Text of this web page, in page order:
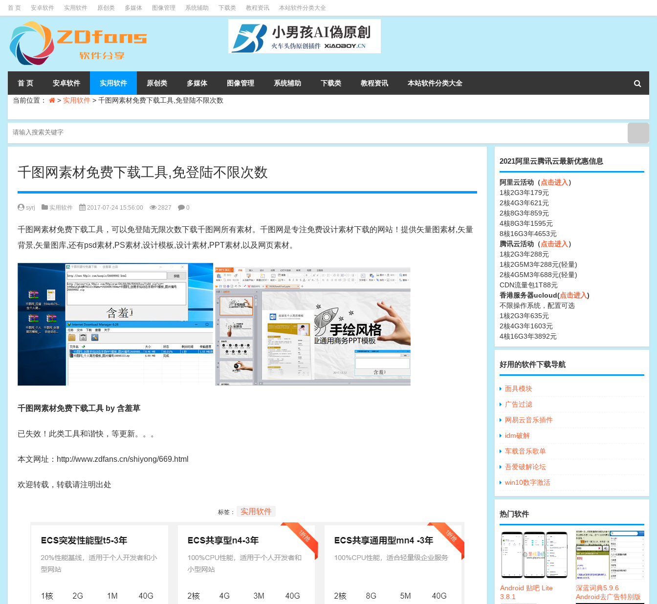
首 页 安卓软件 实用软件 原创类 多媒体 图像管理 系统辅助 下载类 教程资讯 本站软件分类大全
首 页 安卓软件 实用软件 原创类 多媒体 图像管理 系统辅助 下载类 教程资讯 本站软件分类大全
当前位置： > 实用软件 > 千图网素材免费下载工具,免登陆不限次数
千图网素材免费下载工具,免登陆不限次数
syrj 实用软件 2017-07-24 15:56:00 2827 0
千图网素材免费下载工具，可以免登陆无限次数下载千图网所有素材。千图网是专注免费设计素材下载的网站！提供矢量图素材,矢量
背景,矢量图库,还有psd素材,PS素材,设计模板,设计素材,PPT素材,以及网页素材。
千图网素材免费下载工具 by 含羞草
已失效！此类工具和谐快，等更新。。。
本文网址：http://www.zdfans.cn/shiyong/669.html
欢迎转载，转载请注明出处
标签： 实用软件
2021阿里云腾讯云最新优惠信息
阿里云活动（点击进入 ）
1核2G3年179元
2核4G3年621元
2核8G3年859元
4核8G3年1595元
8核16G3年4653元
腾讯云活动（点击进入 ）
1核2G3年288元
1核2G5M3年288元(轻量)
2核4G5M3年688元(轻量)
CDN流量包1T88元
香港服务器ucloud(点击进入)
不限操作系统，配置可选
1核2G3年635元
2核4G3年1603元
4核16G3年3892元
好用的软件下载导航
面具模块
广告过滤
网易云音乐插件
idm破解
车载音乐歌单
吾爱破解论坛
win10数字激活
热门软件
Android 贴吧 Lite
3.8.1
深蓝词典5.9.6
Android去广告特别版